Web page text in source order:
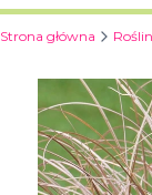
Strona główna